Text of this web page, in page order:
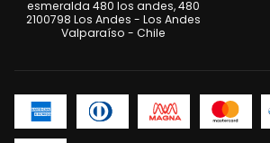
esmeralda 480 los andes, 480
2100798 Los Andes - Los Andes
Valparaíso - Chile